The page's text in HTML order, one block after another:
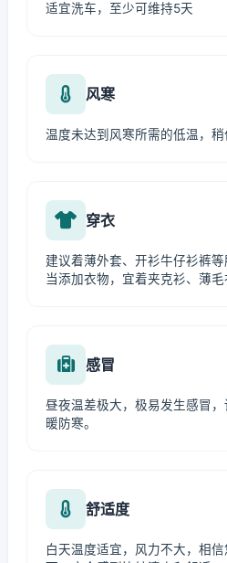
适宜洗车，至少可维持5天
风寒
温度未达到风寒所需的低温，稍
穿衣
建议着薄外套、开衫牛仔衫裤
当添加衣物，宜着夹克衫、薄毛
感冒
昼夜温差极大，极易发生感冒
暖防寒。
舒适度
白天温度适宜，风力不大，相